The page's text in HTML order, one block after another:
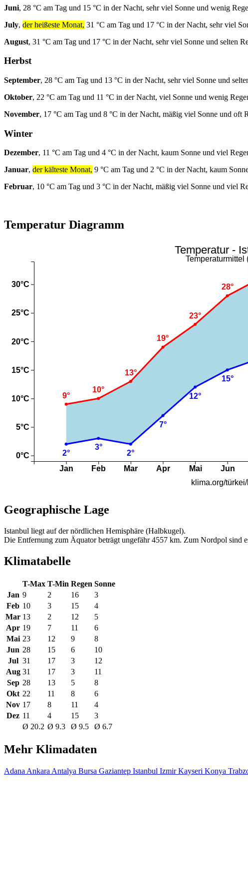
Juni, 28 °C am Tag und 15 °C in der Nacht, sehr viel Sonne und wenig
July, der heißeste Monat, 31 °C am Tag und 17 °C in der Nacht, sehr viel
August, 31 °C am Tag und 17 °C in der Nacht, sehr viel Sonne und selten
Herbst
September, 28 °C am Tag und 13 °C in der Nacht, sehr viel Sonne und
Oktober, 22 °C am Tag und 11 °C in der Nacht, viel Sonne und wenig
November, 17 °C am Tag und 8 °C in der Nacht, mäßig viel Sonne und oft
Winter
Dezember, 11 °C am Tag und 4 °C in der Nacht, kaum Sonne und viel
Januar, der kälteste Monat, 9 °C am Tag und 2 °C in der Nacht, kaum
Februar, 10 °C am Tag und 3 °C in der Nacht, mäßig viel Sonne und viel
Temperatur Diagramm
Geographische Lage
Istanbul liegt auf der nördlichen Hemisphäre (Halbkugel).
Die Entfernung zum Äquator beträgt ungefähr 4557 km. Zum Nordpol sind
Klimatabelle
T-Max T-Min Regen Sonne
Jan 9 2 16
3
Feb 10 3 15
4
Mar 13 2 12
5
Apr 19 7 11
6
Mai 23 12 9
8
Jun 28 15 6
10
Jul 31 17 3
12
Aug 31 17 3
11
Sep 28 13 5
8
Okt 22 11 8
6
Nov 17 8 11
4
Dez 11 4 15
3
Ø 20.2 Ø 9.3 Ø 9.5 Ø 6.7
Mehr Klimadaten
Adana Ankara Antalya Bursa Gaziantep Istanbul IzmirKayseri Konya